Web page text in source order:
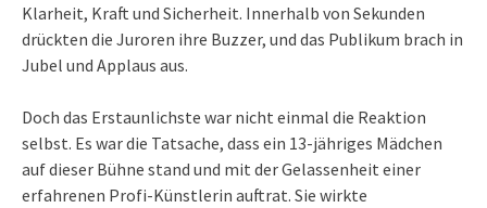
Klarheit, Kraft und Sicherheit. Innerhalb von Sekunden
drückten die Juroren ihre Buzzer, und das Publikum brach in
Jubel und Applaus aus.
Doch das Erstaunlichste war nicht einmal die Reaktion
selbst. Es war die Tatsache, dass ein 13-jähriges Mädchen
auf dieser Bühne stand und mit der Gelassenheit einer
erfahrenen Profi-Künstlerin auftrat. Sie wirkte